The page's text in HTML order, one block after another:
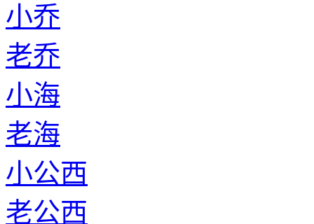
小乔
老乔
小海
老海
小公西
老公西